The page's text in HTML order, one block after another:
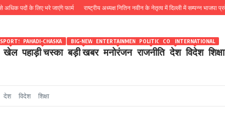
के लिए भरे जाएंगे फार्म राष्ट्रीय अध्यक्ष नितिन नवीन के नेतृत्व में दिल्ली में सम्पन्न भाजपा प्रदेश
खेल
SPORTS
पहाड़ी चस्का
PAHADI-CHASKA
बड़ी खबर
BIG-NEWS
मनोरंजन
ENTERTAINMENT
राजनीति
POLITICS
देश
COUNTRY
विदेश
INTERNATIONAL
शिक्षा
देश विदेश शिक्षा